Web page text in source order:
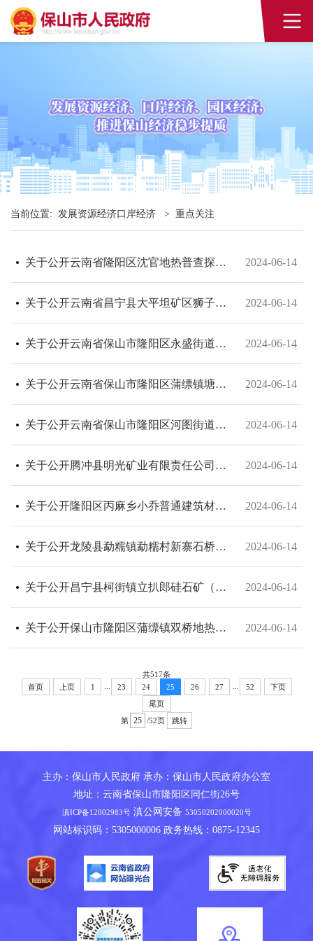
当前位置: 发展资源经济口岸经济 > 重点关注
关于公开云南省隆阳区沈官地热普查探矿权出让收益起始价计算报告的公告 2024-06-14
关于公开云南省昌宁县大平坦矿区狮子塘硅石矿（新增资源量）采矿权出让收益评估报告的公告 2024-06-14
关于公开云南省保山市隆阳区永盛街道汉营走马地热普查探矿权出让收益起始价计算报告的公告 2024-06-14
关于公开云南省保山市隆阳区蒲缥镇塘子沟地热普查探矿权出让收益起始价计算报告的公告 2024-06-14
关于公开云南省保山市隆阳区河图街道地热普查探矿权出让收益起始价计算报告的公告 2024-06-14
关于公开腾冲县明光矿业有限责任公司大战岭铅锌矿动用资源量采矿权出让收益评估报告的公告 2024-06-14
关于公开隆阳区丙麻乡小乔普通建筑材料用白云岩矿采矿权出让收益评估报告的公告 2024-06-14
关于公开龙陵县勐糯镇勐糯村新寨石桥洼建筑用砂矿采矿权出让收益评估报告的公告 2024-06-14
关于公开昌宁县柯街镇立扒郎硅石矿（动用资源量）采矿权出让收益评估报告的公告 2024-06-14
关于公开保山市隆阳区蒲缥镇双桥地热普查探矿权出让收益起始价计算报告的公告 2024-06-14
共517条
首页
上页 1 23 24 25 26 27 52
下页
尾页
第
/52页 跳转
主办：保山市人民政府 承办：保山市人民政府办公室
地址：云南省保山市隆阳区同仁街26号
滇ICP备12002983号滇公网安备 53050202000020号
网站标识码：5305000006 政务热线：0875-12345